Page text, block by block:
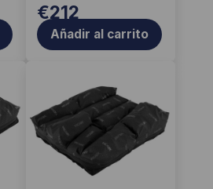
€212
Añadir al carrito
producto
tiene
múltiples
variantes.